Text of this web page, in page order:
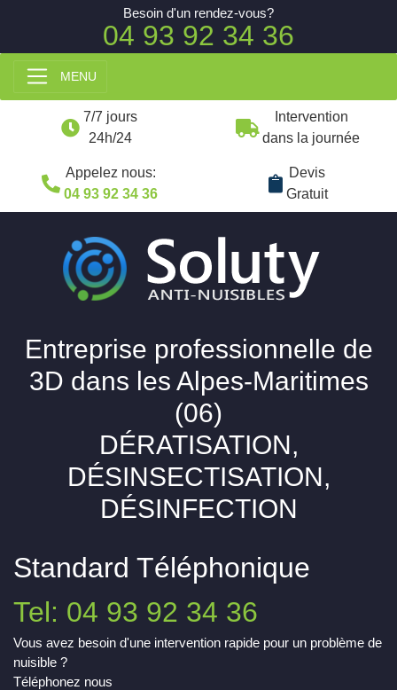
MENU
7/7 jours
24h/24
Intervention
dans la journée
Appelez nous:
04 93 92 34 36
Devis
Gratuit
Entreprise professionnelle de
3D dans les Alpes-Maritimes
(06)
DÉRATISATION,
DÉSINSECTISATION,
DÉSINFECTION
Standard Téléphonique
Tel: 04 93 92 34 36
Vous avez besoin d'une intervention rapide pour un problème de
nuisible ?
Téléphonez nous
Besoin d'un rendez-vous?
04 93 92 34 36